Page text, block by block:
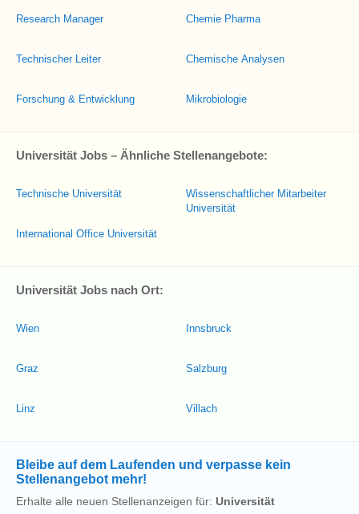
Research Manager
Technischer Leiter
Forschung & Entwicklung
Chemie Pharma
Chemische Analysen
Mikrobiologie
Universität Jobs – Ähnliche Stellenangebote:
Technische Universität
International Office Universität
Wissenschaftlicher Mitarbeiter
Universität
Universität Jobs nach Ort:
Wien
Graz
Linz
Innsbruck
Salzburg
Villach
Bleibe auf dem Laufenden und verpasse kein
Stellenangebot mehr!
Erhalte alle neuen Stellenanzeigen für: Universität